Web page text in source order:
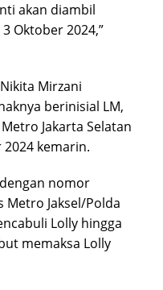
akan diambil
Oktober 2024,”
Mirzani
berinisial LM,
Jakarta Selatan
kemarin.
nomor
Metro Jaksel/Polda
Lolly hingga
memaksa Lolly